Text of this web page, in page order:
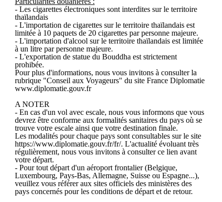
- Les cigarettes électroniques sont interdites sur le territoire
thaïlandais
- L'importation de cigarettes sur le territoire thaïlandais est
limitée à 10 paquets de 20 cigarettes par personne majeure.
- L'importation d'alcool sur le territoire thaïlandais est limitée
à un litre par personne majeure.
- L'exportation de statue du Bouddha est strictement
prohibée.
Pour plus d'informations, nous vous invitons à consulter la
rubrique "Conseil aux Voyageurs" du site France Diplomatie
www.diplomatie.gouv.fr
A NOTER
- En cas d'un vol avec escale, nous vous informons que vous
devrez être conforme aux formalités sanitaires du pays où se
trouve votre escale ainsi que votre destination finale.
Les modalités pour chaque pays sont consultables sur le site
https://www.diplomatie.gouv.fr/fr/. L'actualité évoluant très
régulièrement, nous vous invitons à consulter ce lien avant
votre départ.
- Pour tout départ d'un aéroport frontalier (Belgique,
Luxembourg, Pays-Bas, Allemagne, Suisse ou Espagne...),
veuillez vous référer aux sites officiels des ministères des
pays concernés pour les conditions de départ et de retour.